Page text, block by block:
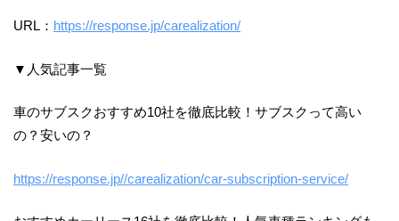
URL： https://response.jp/carealization/
▼人気記事一覧
車のサブスクおすすめ10社を徹底比較！サブスクって高い
の？安いの？
https://response.jp//carealization/car-subscription-service/